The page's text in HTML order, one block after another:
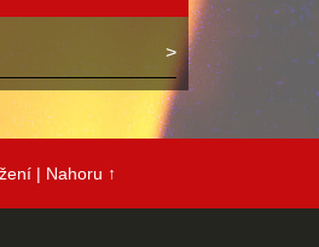
| Nahoru ↑